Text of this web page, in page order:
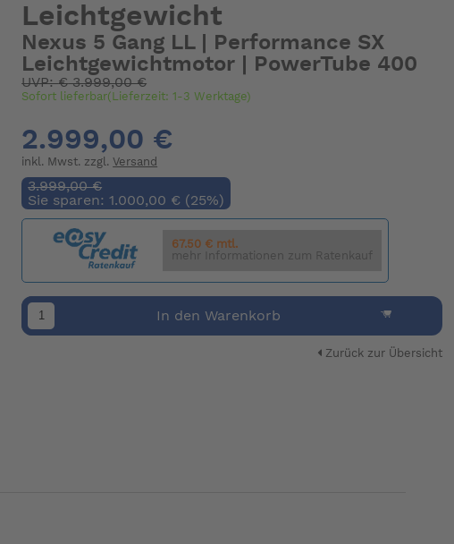
Leichtgewicht
Nexus 5 Gang LL | Performance SX
Leichtgewichtmotor | PowerTube 400
UVP:€3.999,00 €
Sofort lieferbar(Lieferzeit: 1-3 Werktage)
2.999,00 €
inkl. Mwst. zzgl. Versand
3.999,00 €
Sie sparen: 1.000,00 € (25%)
67.50 € mtl.
mehr Informationen zum Ratenkauf
In den Warenkorb
Zurück zur Übersicht